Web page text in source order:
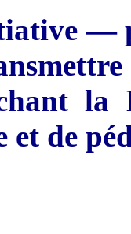
—
la
de